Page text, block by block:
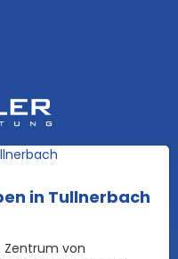
in Tullnerbach
Zentrum von